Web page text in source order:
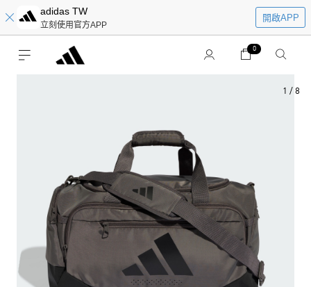
adidas TW
立刻使用官方APP
開啟APP
0
1 / 8